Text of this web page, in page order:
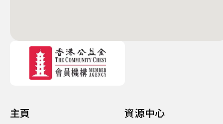
主頁 資源中心